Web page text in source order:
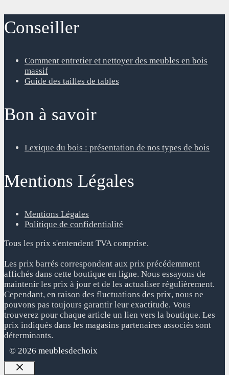
Conseiller
Comment entretier et nettoyer des meubles en bois
massif
Guide des tailles de tables
Bon à savoir
Lexique du bois : présentation de nos types de bois
Mentions Légales
Mentions Légales
Politique de confidentialité
Tous les prix s'entendent TVA comprise.
Les prix barrés correspondent aux prix précédemment
affichés dans cette boutique en ligne. Nous essayons de
maintenir les prix à jour et de les actualiser régulièrement.
Cependant, en raison des fluctuations des prix, nous ne
pouvons pas toujours garantir leur exactitude. Vous
trouverez pour chaque article un lien vers la boutique. Les
prix indiqués dans les magasins partenaires associés sont
déterminants.
© 2026 meublesdechoix